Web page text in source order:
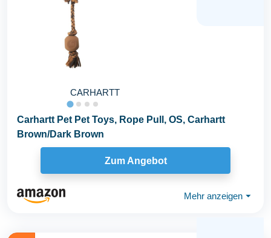
CARHARTT
Carhartt Pet Pet Toys, Rope Pull, OS, Carhartt
Brown/Dark Brown
Zum Angebot
Mehr anzeigen ⏷